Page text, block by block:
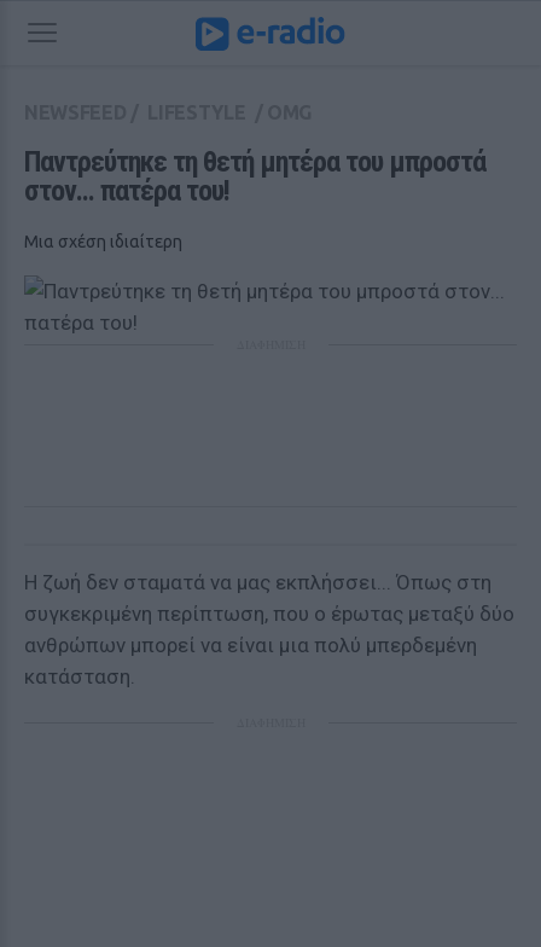
Παντρεύτηκε τη θετή μητέρα του μπροστά
στον... πατέρα του!
Μια σχέση ιδιαίτερη
Η ζωή δεν σταματά να μας εκπλήσσει... Όπως στη
συγκεκριμένη περίπτωση, που ο έpωτας μεταξύ δύο
ανθρώπων μπορεί να είναι μια πολύ μπερδεμένη
κατάσταση.